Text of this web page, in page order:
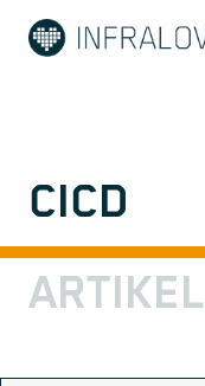
CICD
ARTIKEL